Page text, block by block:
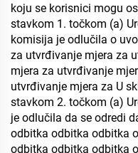
koju se korisnici mogu
stavkom 1. točkom (a)
komisija je odlučila o
za utvrđivanje mjera za
mjera za utvrđivanje
utvrđivanje mjera za U
stavkom 2. točkom (a)
je odlučila da se odredi
odbitka odbitka odbitka
odbitka odbitka odbitka